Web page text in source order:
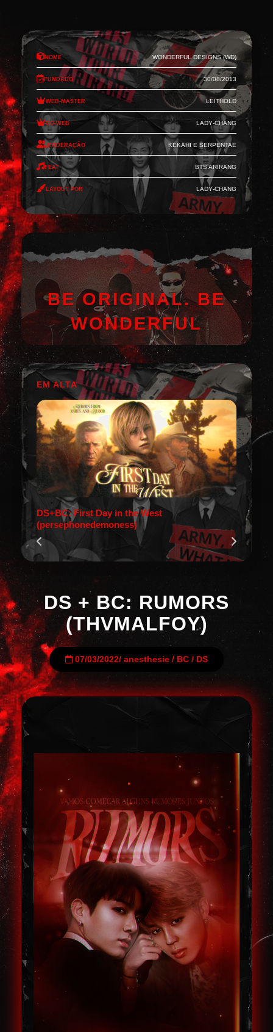
Nome Wonderful Designs (WD)
Fundado 30/08/2013
Web-Master Leithold
Co-Web Lady-Chang
Moderação Kekahi e Serpentae
Feat BTS Arirang
Layout por Lady-Chang
BE ORIGINAL. BE
WONDERFUL
EM ALTA
DS+BC: First Day in the West
(persephonedemoness)
DS + BC: RUMORS
(THVMALFOY)
07/03/2022/ anesthesie / BC / DS